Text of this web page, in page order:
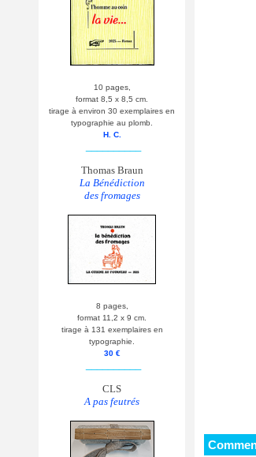
10 pages,
format 8,5 x 8,5 cm.
tirage à environ 30 exemplaires en
typographie au plomb.
H. C.
Thomas Braun
La Bénédiction
des fromages
8 pages,
format 11,2 x 9 cm.
tirage à 131 exemplaires en
typographie.
30 €
CLS
A pas feutrés